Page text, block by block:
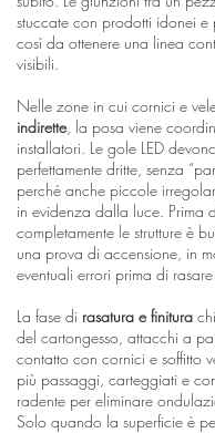
stuccate con prodotti idonei
così da ottenere una linea
visibili.
Nelle zone in cui cornici e
indirette, la posa viene
installatori. Le gole LED
perfettamente dritte, senza
perché anche piccole
in evidenza dalla luce. Prima
completamente le strutture è
una prova di accensione, in
eventuali errori prima di
La fase di rasatura e finitura
del cartongesso, attacchi a
contatto con cornici e soffitto
più passaggi, carteggiati e
radente per eliminare
Solo quando la superficie è